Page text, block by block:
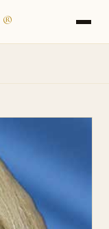
®